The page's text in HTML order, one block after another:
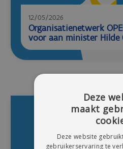
12/05/2026
Organisatienetwerk
voor aan minister Hilde
Deze
maakt
Deze website
gebruikerservaring te